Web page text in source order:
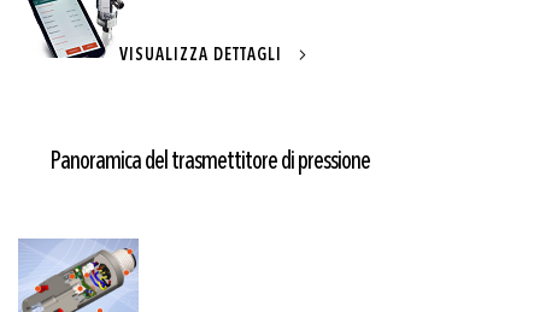
VISUALIZZA DETTAGLI
Panoramica del trasmettitore di pressione